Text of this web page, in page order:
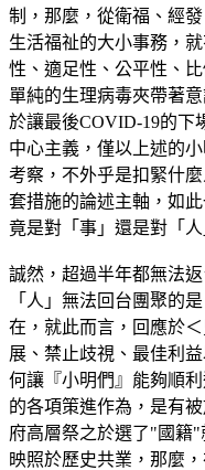
制，那麼，從衛福、經
生活福祉的大小事務，
性、適足性、公平性、
單純的生理病毒夾帶著
於讓最後COVID-19的下
中心主義，僅以上述的
考察，不外乎是扣緊什
套措施的論述主軸，如
竟是對「事」還是對「人
誠然，超過半年都無法
「人」無法回台團聚的
在，就此而言，回應於
展、禁止歧視、最佳利
何讓『小明們』能夠順
的各項策進作為，是有
府高層祭之於選了"國籍"
映照於歷史共業，那麼